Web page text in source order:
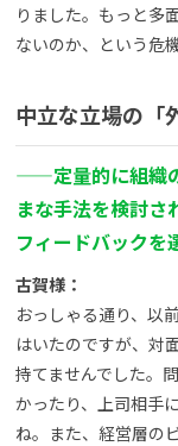
りました。もっと多
ないのか、という危
中立な立場の「
——定量的に組織
まな手法を検討
フィードバックを
古賀様：
おっしゃる通り、以
はいたのですが、対
持てませんでした。
かったり、上司相手
ね。また、経営層の